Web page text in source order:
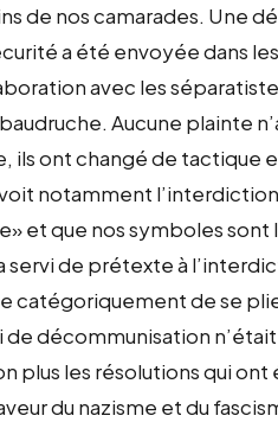
de nos camarades. Une
a été envoyée dans
avec les
Aucune plainte
ils ont changé de tactique
notamment
et que nos symboles sont
servi de prétexte à
catégoriquement de se
de décommunisation
plus les résolutions qui
du nazisme et du